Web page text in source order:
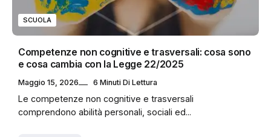
SCUOLA
Competenze non cognitive e trasversali: cosa sono
e cosa cambia con la Legge 22/2025
Maggio 15, 2026 6 Minuti Di Lettura
Le competenze non cognitive e trasversali
comprendono abilità personali, sociali ed...